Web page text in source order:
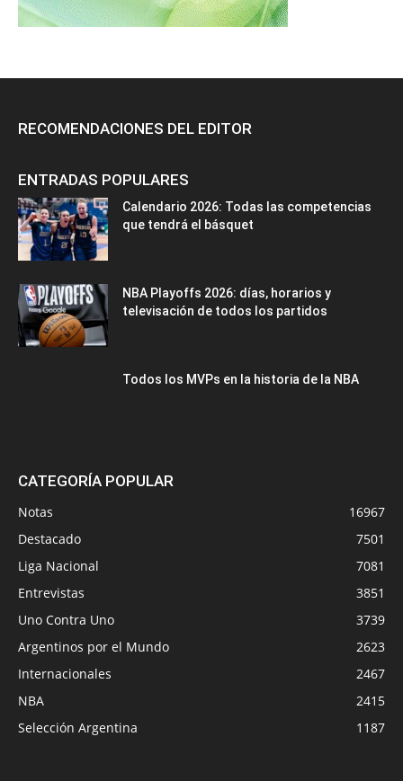
RECOMENDACIONES DEL EDITOR
ENTRADAS POPULARES
Calendario 2026: Todas las competencias
que tendrá el básquet
NBA Playoffs 2026: días, horarios y
televisación de todos los partidos
Todos los MVPs en la historia de la NBA
CATEGORÍA POPULAR
Notas
16967
Destacado
7501
Liga Nacional
7081
Entrevistas
3851
Uno Contra Uno
3739
Argentinos por el Mundo
2623
Internacionales
2467
NBA
2415
Selección Argentina
1187